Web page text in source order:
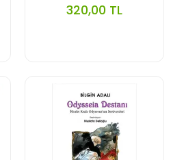
320,00 TL